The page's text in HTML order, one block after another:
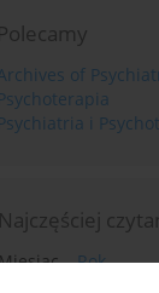
Polecamy
of
Psychoterapia
Psychiatria i
Najczęściej
Rok